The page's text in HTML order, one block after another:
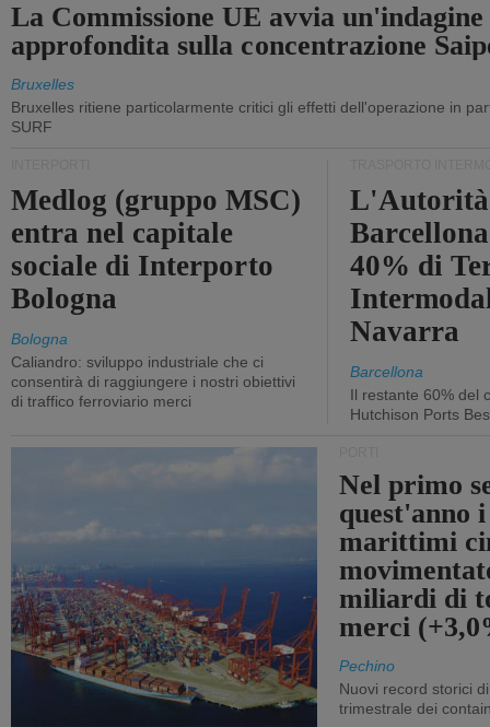
La Commissione UE avvia un'indagine
approfondita sulla concentrazione
Bruxelles
Bruxelles ritiene particolarmente critici gli effetti dell'operazione in
SURF
Medlog (gruppo MSC)
entra nel capitale
sociale di Interporto
Bologna
Bologna
Caliandro: sviluppo industriale che ci
consentirà di raggiungere i nostri obiettivi
di traffico ferroviario merci
40% di
Navarra
Barcellona
Il restante 60% del
Hutchison Ports
Nel primo
quest'anno
marittimi
miliardi di
merci
Pechino
Nuovi record storici
trimestrale dei